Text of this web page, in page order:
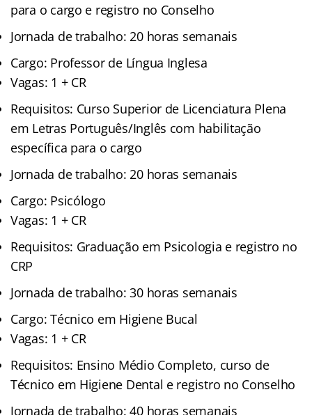
para o cargo e registro no Conselho
Jornada de trabalho: 20 horas semanais
Cargo: Professor de Língua Inglesa
Vagas: 1 + CR
Requisitos: Curso Superior de Licenciatura Plena
em Letras Português/Inglês com habilitação
específica para o cargo
Jornada de trabalho: 20 horas semanais
Cargo: Psicólogo
Vagas: 1 + CR
Requisitos: Graduação em Psicologia e registro no
CRP
Jornada de trabalho: 30 horas semanais
Cargo: Técnico em Higiene Bucal
Vagas: 1 + CR
Requisitos: Ensino Médio Completo, curso de
Técnico em Higiene Dental e registro no Conselho
Jornada de trabalho: 40 horas semanais